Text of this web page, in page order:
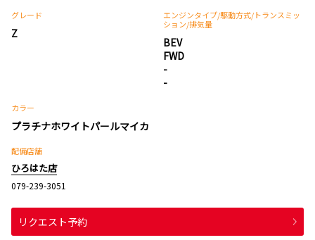
グレード
Z
エンジンタイプ/駆動方式/トランスミッ
ション/排気量
BEV
FWD
-
-
カラー
プラチナホワイトパールマイカ
配備店舗
ひろはた店
079-239-3051
リクエスト予約